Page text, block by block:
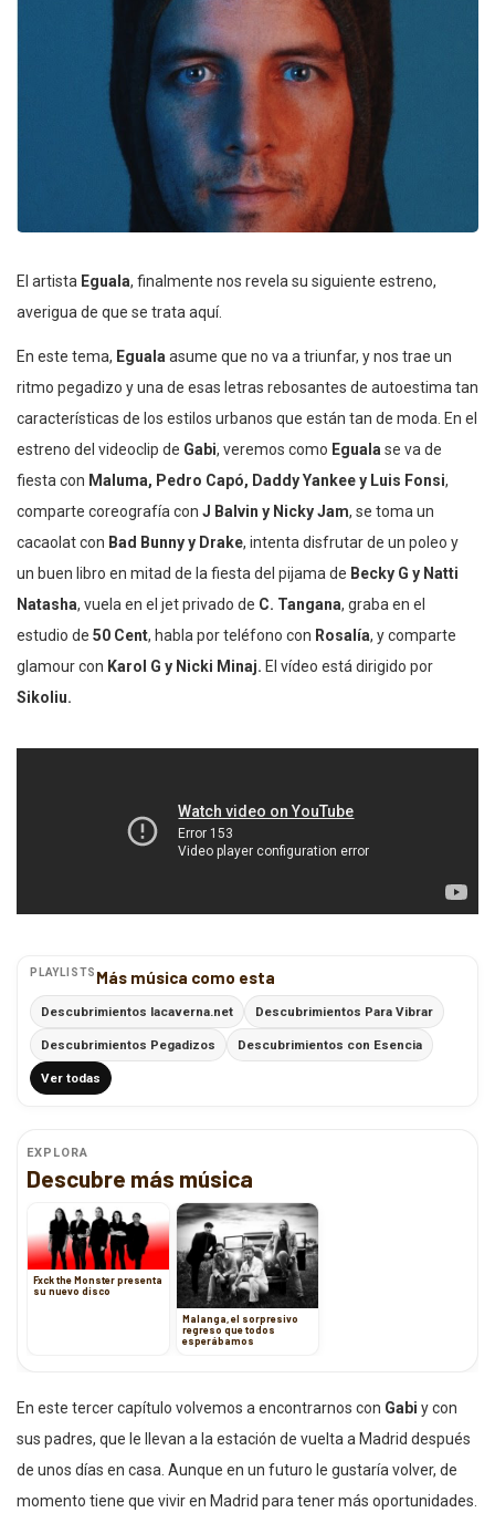
El artista Eguala, finalmente nos revela su siguiente estreno,
averigua de que se trata aquí.
En este tema, Egualaasume que no va a triunfar, y nos trae un
ritmo pegadizo y una de esas letras rebosantes de autoestima tan
características de los estilos urbanos que están tan de moda. En el
estreno del videoclip de Gabi, veremos como Egualase va de
fiesta con Maluma, Pedro Capó, Daddy Yankee y Luis Fonsi,
comparte coreografía con J Balvin y Nicky Jam, se toma un
cacaolat con Bad Bunny y Drake, intenta disfrutar de un poleo y
un buen libro en mitad de la fiesta del pijama de Becky G y Natti
Natasha, vuela en el jet privado de C. Tangana, graba en el
estudio de 50 Cent, habla por teléfono con Rosalía, y comparte
glamour con Karol G y Nicki Minaj. El vídeo está dirigido por
Sikoliu.
PLAYLISTS Más música como esta
Descubrimientos lacaverna.net Descubrimientos Para Vibrar
Descubrimientos Pegadizos Descubrimientos con Esencia
Ver todas
EXPLORA
Descubre más música
Fxck the Monster presenta
su nuevo disco
Malanga, el sorpresivo
regreso que todos
esperábamos
En este tercer capítulo volvemos a encontrarnos con Gabi y con
sus padres, que le llevan a la estación de vuelta a Madrid después
de unos días en casa. Aunque en un futuro le gustaría volver, de
momento tiene que vivir en Madrid para tener más oportunidades.